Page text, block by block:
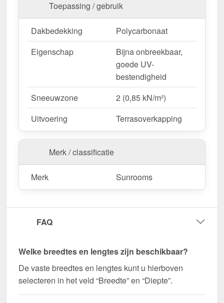
Wegens maatwerk / customisatie van herroepingsrecht uitgezonderd
Toepassing / gebruik
Dakbedekking
Polycarbonaat
Eigenschap
Bijna onbreekbaar,
goede UV-
bestendigheid
Sneeuwzone
2 (0,85 kN/m²)
Uitvoering
Terrasoverkapping
Merk / classificatie
Merk Sunrooms
FAQ
Welke breedtes en lengtes zijn beschikbaar?
De vaste breedtes en lengtes kunt u hierboven
selecteren in het veld “Breedte” en “Diepte”.